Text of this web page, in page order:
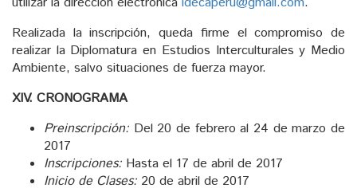
Realizada la inscripción, queda firme el compromiso de
realizar la Diplomatura en Estudios Interculturales y Medio
Ambiente, salvo situaciones de fuerza mayor.
XIV. CRONOGRAMA
Preinscripción: Del 20 de febrero al 24 de marzo de
2017
Inscripciones: Hasta el 17 de abril de 2017
Inicio de Clases: 20 de abril de 2017